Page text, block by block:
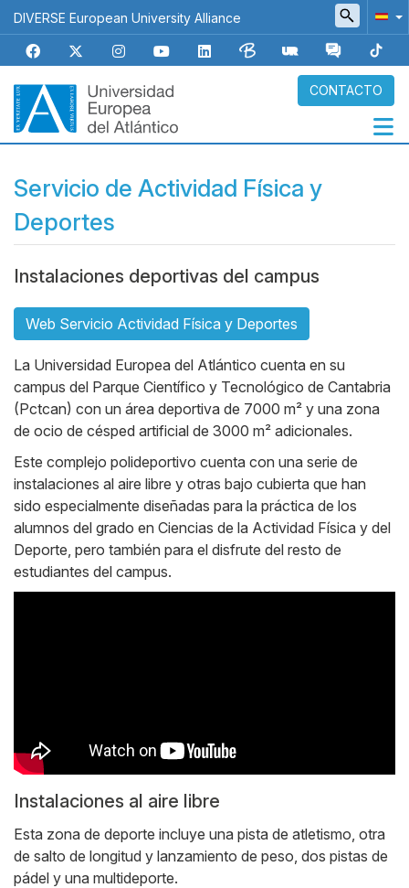
Pasar
al
contenido
principal
DIVERSE European University Alliance
CONTACTO
Navegación
principal
Micrositios
Servicio de Actividad Física y
Deportes
Body
Instalaciones deportivas del campus
Web Servicio Actividad Física y Deportes
La Universidad Europea del Atlántico cuenta en su
campus del Parque Científico y Tecnológico de Cantabria
(Pctcan) con un área deportiva de 7000 m² y una zona
de ocio de césped artificial de 3000 m² adicionales.
Este complejo polideportivo cuenta con una serie de
instalaciones al aire libre y otras bajo cubierta que han
sido especialmente diseñadas para la práctica de los
alumnos del grado en Ciencias de la Actividad Física y del
Deporte, pero también para el disfrute del resto de
estudiantes del campus.
Instalaciones al aire libre
Esta zona de deporte incluye una pista de atletismo, otra
de salto de longitud y lanzamiento de peso, dos pistas de
pádel y una multideporte.